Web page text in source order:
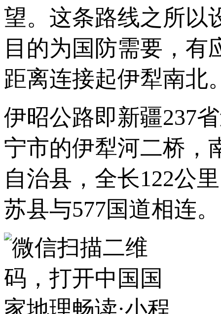
望。这条路线之所以
目的为国防需要，有
距离连接起伊犁南北
伊昭公路即新疆237
宁市的伊犁河二桥，
自治县，全长122公
苏县与577国道相连。